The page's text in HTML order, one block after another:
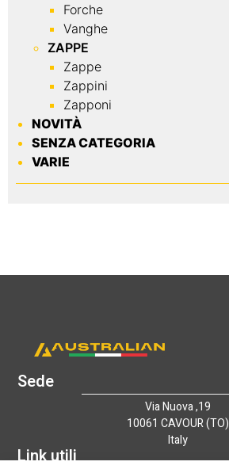
Forche
Vanghe
ZAPPE
Zappe
Zappini
Zapponi
NOVITÀ
SENZA CATEGORIA
VARIE
Sede
Via Nuova ,19
10061 CAVOUR (TO)
Italy
Link utili